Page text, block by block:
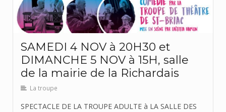
SAMEDI 4 NOV à 20H30 et
DIMANCHE 5 NOV à 15H, salle
de la mairie de la Richardais
La troupe
SPECTACLE DE LA TROUPE ADULTE à LA SALLE DES